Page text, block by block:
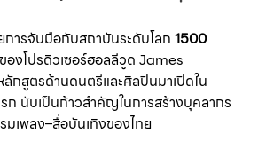
การจับมือกับสถาบันระดับโลก 1500
ของโปรดิวเซอร์ฮอลลีวูด James
กสูตรด้านดนตรีและศิลปินมาเปิดใน
รก นับเป็นก้าวสำคัญในการสร้างบุคลากร
เพลง–สื่อบันเทิงของไทย